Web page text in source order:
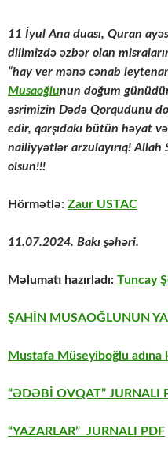
11 İyul Ana duası, Quran
dilimizdə əzbər olan
“hay ver mənə cənab
Musaoğlunun doğum
əsrimizin Dədə Qorqudunu
edir, qarşıdakı bütün həyat
nailiyyətlər arzulayırıq! Allah
olsun!!!
Hörmətlə: Zaur USTAC
11.07.2024. Bakı şəhəri.
Məlumatı hazırladı: Tuncay
ŞAHİN MUSAOĞLUNUN
Mustafa Müseyiboğlu adına
“ƏDƏBİ OVQAT” JURNALI
“YAZARLAR” JURNALI PDF